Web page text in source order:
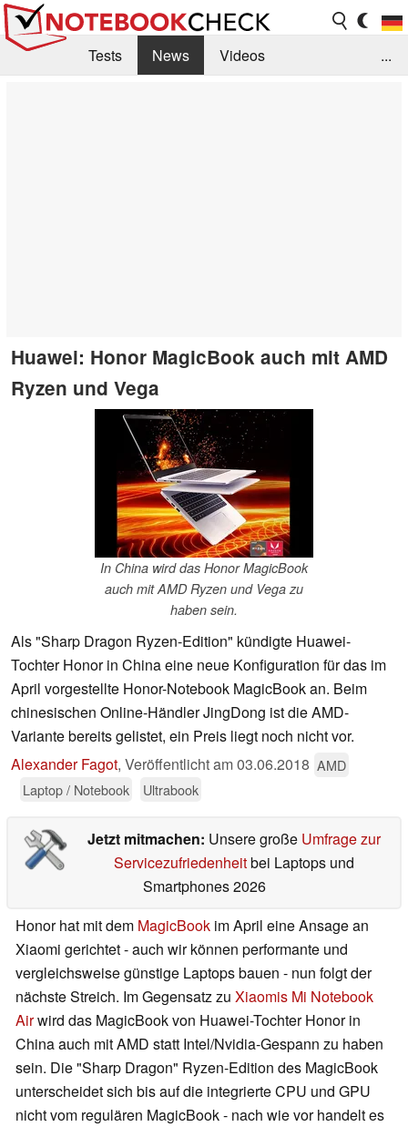
Tests News
Videos
...
Huawei: Honor MagicBook auch mit AMD
Ryzen und Vega
In China wird das Honor MagicBook
auch mit AMD Ryzen und Vega zu
haben sein.
Als "Sharp Dragon Ryzen-Edition" kündigte Huawei-
Tochter Honor in China eine neue Konfiguration für das im
April vorgestellte Honor-Notebook MagicBook an. Beim
chinesischen Online-Händler JingDong ist die AMD-
Variante bereits gelistet, ein Preis liegt noch nicht vor.
Alexander Fagot, Veröffentlicht am03.06.2018 AMD
Laptop / Notebook
Ultrabook
Jetzt mitmachen: Unsere große Umfrage zur
Servicezufriedenheitbei Laptops und
Smartphones 2026
Honor hat mit dem MagicBook im April eine Ansage an
Xiaomi gerichtet - auch wir können performante und
vergleichsweise günstige Laptops bauen - nun folgt der
nächste Streich. Im Gegensatz zu Xiaomis Mi Notebook
Airwird das MagicBook von Huawei-Tochter Honor in
China auch mit AMD statt Intel/Nvidia-Gespann zu haben
sein. Die "Sharp Dragon" Ryzen-Edition des MagicBook
unterscheidet sich bis auf die integrierte CPU und GPU
nicht vom regulären MagicBook - nach wie vor handelt es